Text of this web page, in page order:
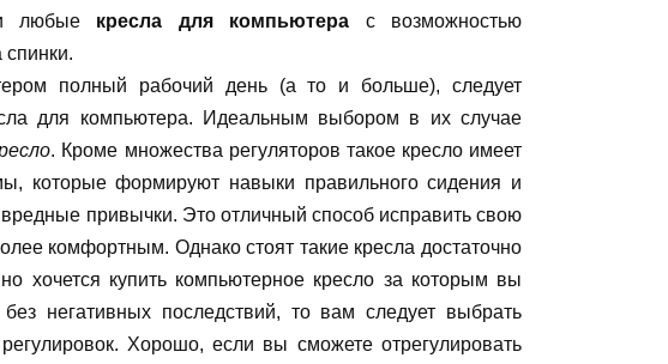
любые кресла для компьютера с возможностью
спинки.
полный рабочий день (а то и больше), следует
для компьютера. Идеальным выбором в их случае
. Кроме множества регуляторов такое кресло имеет
которые формируют навыки правильного сидения и
привычки. Это отличный способ исправить свою
комфортным. Однако стоят такие кресла достаточно
хочется купить компьютерное кресло за которым вы
негативных последствий, то вам следует выбрать
Хорошо, если вы сможете отрегулировать